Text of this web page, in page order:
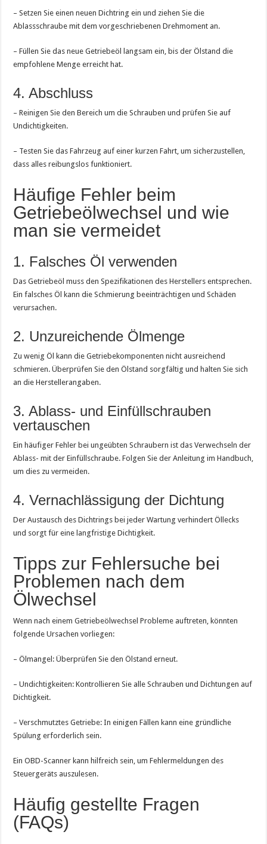
– Setzen Sie einen neuen Dichtring ein und ziehen Sie die
Ablassschraube mit dem vorgeschriebenen Drehmoment an.
– Füllen Sie das neue Getriebeöl langsam ein, bis der Ölstand die
empfohlene Menge erreicht hat.
4. Abschluss
– Reinigen Sie den Bereich um die Schrauben und prüfen Sie auf
Undichtigkeiten.
– Testen Sie das Fahrzeug auf einer kurzen Fahrt, um sicherzustellen,
dass alles reibungslos funktioniert.
Häufige Fehler beim
Getriebeölwechsel und wie
man sie vermeidet
1. Falsches Öl verwenden
Das Getriebeöl muss den Spezifikationen des Herstellers entsprechen.
Ein falsches Öl kann die Schmierung beeinträchtigen und Schäden
verursachen.
2. Unzureichende Ölmenge
Zu wenig Öl kann die Getriebekomponenten nicht ausreichend
schmieren. Überprüfen Sie den Ölstand sorgfältig und halten Sie sich
an die Herstellerangaben.
3. Ablass- und Einfüllschrauben
vertauschen
Ein häufiger Fehler bei ungeübten Schraubern ist das Verwechseln der
Ablass- mit der Einfüllschraube. Folgen Sie der Anleitung im Handbuch,
um dies zu vermeiden.
4. Vernachlässigung der Dichtung
Der Austausch des Dichtrings bei jeder Wartung verhindert Öllecks
und sorgt für eine langfristige Dichtigkeit.
Tipps zur Fehlersuche bei
Problemen nach dem
Ölwechsel
Wenn nach einem Getriebeölwechsel Probleme auftreten, könnten
folgende Ursachen vorliegen:
– Ölmangel: Überprüfen Sie den Ölstand erneut.
– Undichtigkeiten: Kontrollieren Sie alle Schrauben und Dichtungen auf
Dichtigkeit.
– Verschmutztes Getriebe: In einigen Fällen kann eine gründliche
Spülung erforderlich sein.
Ein OBD-Scanner kann hilfreich sein, um Fehlermeldungen des
Steuergeräts auszulesen.
Häufig gestellte Fragen
(FAQs)